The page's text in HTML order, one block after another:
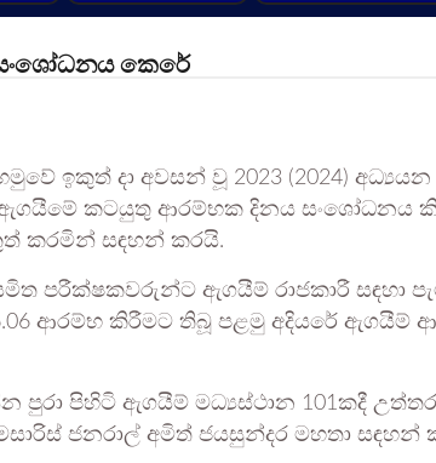
කෙරේ
ඉකුත් දා අවසන් වූ 2023 (2024)
ඇගයීමේ කටයුතු ආරම්භක දිනය සංශෝධනය
කරමින් සඳහන් කරයි.
පරීක්ෂකවරුන්ට ඇගයීම් රාජකාරී සඳහා
ආරම්භ කිරීමට තිබූ පළමු අදියරේ ඇගයීම්
පුරා පිහිටි ඇගයීම් මධ්‍යස්ථාන 101කදී උත්තර
ජනරාල් අමිත් ජයසුන්දර මහතා සඳහන්